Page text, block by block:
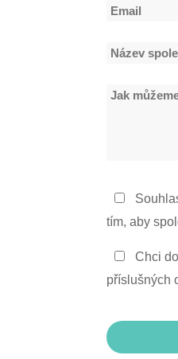
Email
Název
*Jak
Zásady
ochrany
údajů
*
tím, aby
Zůstaňte
v
Chci
příslušných